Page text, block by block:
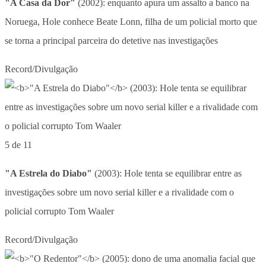
"A Casa da Dor" (2002): enquanto apura um assalto a banco na
Noruega, Hole conhece Beate Lonn, filha de um policial morto que
se torna a principal parceira do detetive nas investigações
Record/Divulgação
5 de 11
"A Estrela do Diabo" (2003): Hole tenta se equilibrar entre as
investigações sobre um novo serial killer e a rivalidade com o
policial corrupto Tom Waaler
Record/Divulgação